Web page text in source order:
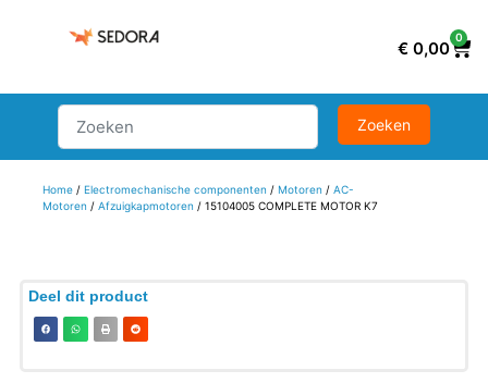
€ 0,00
0
Home/ Electromechanische componenten / Motoren / AC-
Motoren / Afzuigkapmotoren / 15104005 COMPLETE MOTOR K7
Deel dit product